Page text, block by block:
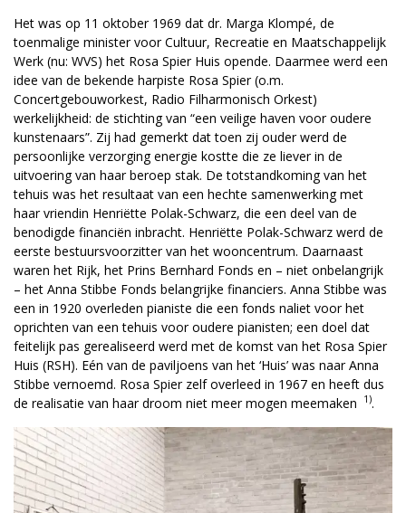
Het was op 11 oktober 1969 dat dr. Marga Klompé, de
toenmalige minister voor Cultuur, Recreatie en Maatschappelijk
Werk (nu: WVS) het Rosa Spier Huis opende. Daarmee werd een
idee van de bekende harpiste Rosa Spier (o.m.
Concertgebouworkest, Radio Filharmonisch Orkest)
werkelijkheid: de stichting van “een veilige haven voor oudere
kunstenaars”. Zij had gemerkt dat toen zij ouder werd de
persoonlijke verzorging energie kostte die ze liever in de
uitvoering van haar beroep stak. De totstandkoming van het
tehuis was het resultaat van een hechte samenwerking met
haar vriendin Henriëtte Polak-Schwarz, die een deel van de
benodigde financiën inbracht. Henriëtte Polak-Schwarz werd de
eerste bestuursvoorzitter van het wooncentrum. Daarnaast
waren het Rijk, het Prins Bernhard Fonds en – niet onbelangrijk
– het Anna Stibbe Fonds belangrijke financiers. Anna Stibbe was
een in 1920 overleden pianiste die een fonds naliet voor het
oprichten van een tehuis voor oudere pianisten; een doel dat
feitelijk pas gerealiseerd werd met de komst van het Rosa Spier
Huis (RSH). Eén van de paviljoens van het ‘Huis’ was naar Anna
Stibbe vernoemd. Rosa Spier zelf overleed in 1967 en heeft dus
de realisatie van haar droom niet meer mogen meemaken
1).